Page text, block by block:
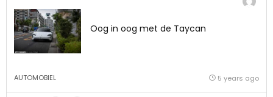
Oog in oog met de Taycan
AUTOMOBIEL 5 years ago